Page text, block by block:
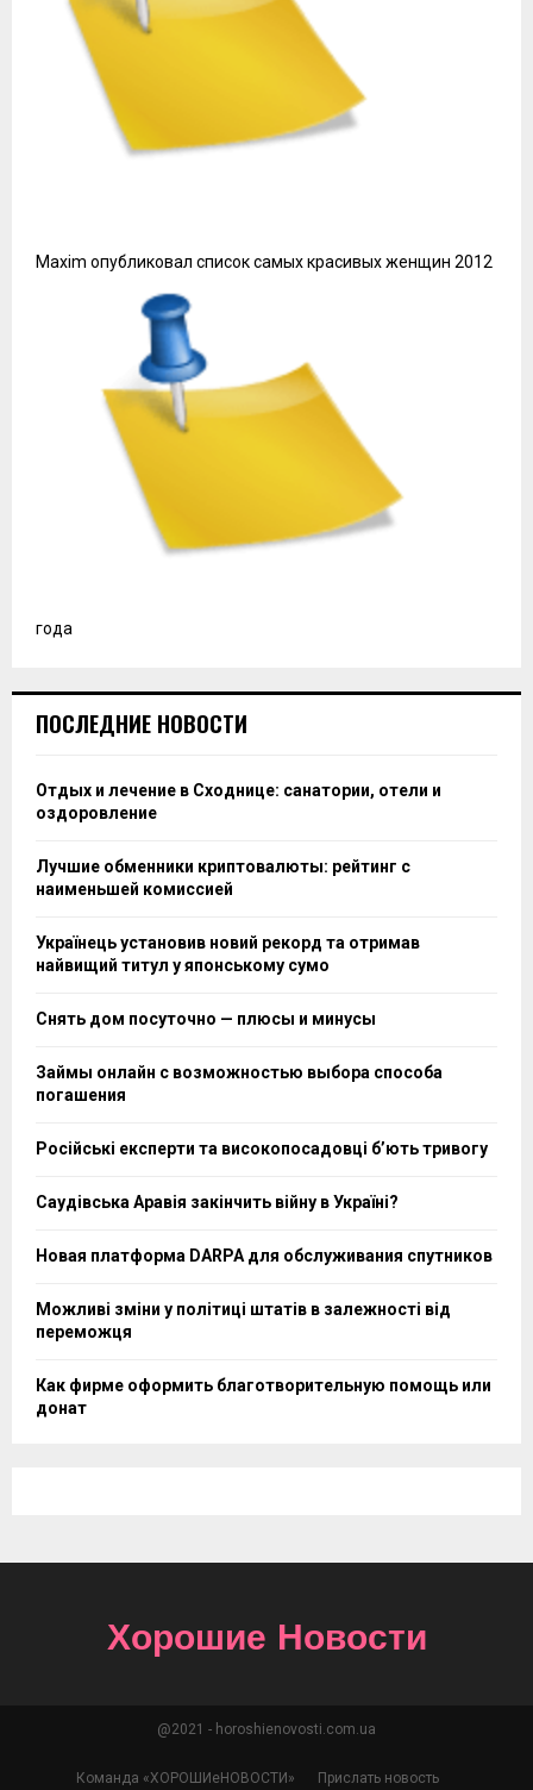
Maxim опубликовал список самых красивых женщин 2012
года
ПОСЛЕДНИЕ НОВОСТИ
Отдых и лечение в Сходнице: санатории, отели и
оздоровление
Лучшие обменники криптовалюты: рейтинг с
наименьшей комиссией
Українець установив новий рекорд та отримав
найвищий титул у японському сумо
Снять дом посуточно — плюсы и минусы
Займы онлайн с возможностью выбора способа
погашения
Російські експерти та високопосадовці бʼють тривогу
Саудівська Аравія закінчить війну в Україні?
Новая платформа DARPA для обслуживания спутников
Можливі зміни у політиці штатів в залежності від
переможця
Как фирме оформить благотворительную помощь или
донат
Хорошие Новости
@2021 - horoshienovosti.com.ua
Команда «ХОРОШИеНОВОСТИ» Прислать новость